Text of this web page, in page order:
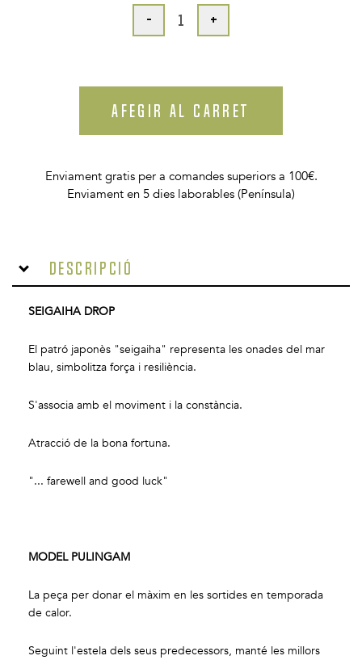
- +
AFEGIR AL CARRET
Enviament gratis per a comandes superiors a 100€.
Enviament en 5 dies laborables (Península)
Descripció
SEIGAIHA DROP
El patró japonès "seigaiha" representa les onades del mar
blau, simbolitza força i resiliència.
S'associa amb el moviment i la constància.
Atracció de la bona fortuna.
"... farewell and good luck"
MODEL PULINGAM
La peça per donar el màxim en les sortides en temporada
de calor.
Seguint l'estela dels seus predecessors, manté les millors